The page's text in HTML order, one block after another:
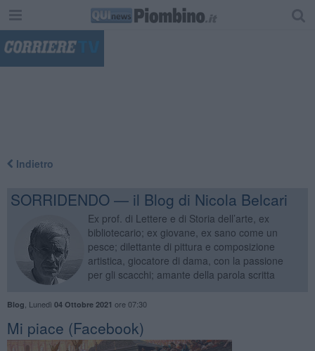
Indietro
SORRIDENDO — il Blog di Nicola Belcari
Ex prof. di Lettere e di Storia dell’arte, ex
bibliotecario; ex giovane, ex sano come un
pesce; dilettante di pittura e composizione
artistica, giocatore di dama, con la passione
per gli scacchi; amante della parola scritta
Blog Lunedì 04 Ottobre 2021 ore 07:30
Mi piace (Facebook)